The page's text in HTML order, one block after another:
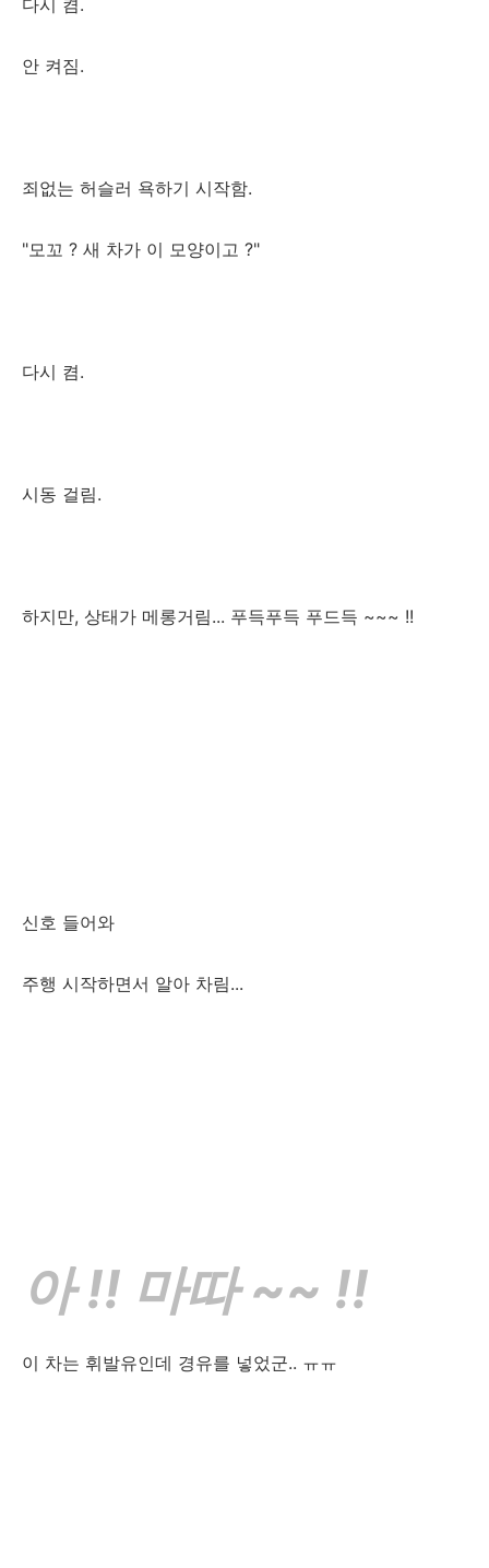
다시 켬.
안 켜짐.
죄없는 허슬러 욕하기 시작함.
"모꼬 ? 새 차가 이 모양이고 ?"
다시 켬.
시동 걸림.
하지만, 상태가 메롱거림... 푸득푸득 푸드득 ~~~ !!
신호 들어와
주행 시작하면서 알아 차림...
아 !! 마따 ~~ !!
이 차는 휘발유인데 경유를 넣었군.. ㅠㅠ